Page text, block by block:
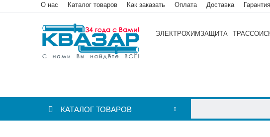
О нас Каталог товаров Как заказать Оплата Доставка Гарантия
ЭЛЕКТРОХИМЗАЩИТА
КАТАЛОГ ТОВАРОВ